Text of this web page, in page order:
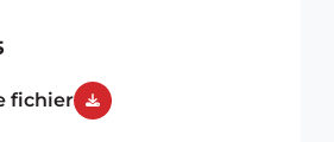
fichier